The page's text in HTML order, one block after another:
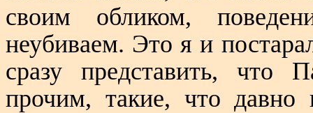
своим обликом,
неубиваем. Это я и
сразу представить,
прочим, такие, что